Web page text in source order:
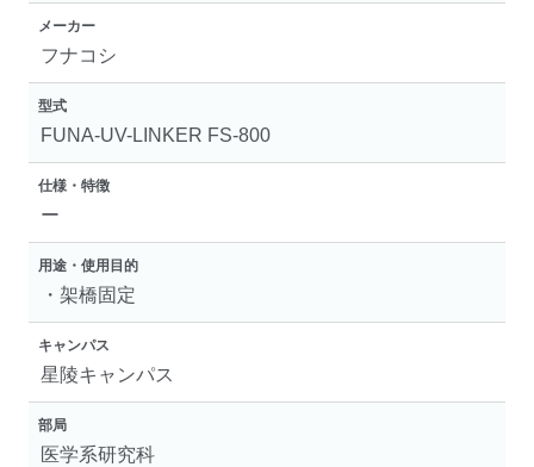
メーカー
フナコシ
型式
FUNA-UV-LINKER FS-800
仕様・特徴
ー
用途・使用目的
・架橋固定
キャンパス
星陵キャンパス
部局
医学系研究科